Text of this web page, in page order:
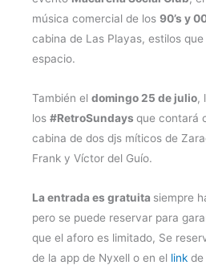
música comercial de los 90’s y
cabina de Las Playas, estilos
espacio.
También el domingo 25 de julio,
los #RetroSundays que contará
cabina de dos djs míticos de
Frank y Víctor del Guío.
La entrada es gratuita siempre
pero se puede reservar para
que el aforo es limitado, Se
de la app de Nyxell o en el link de